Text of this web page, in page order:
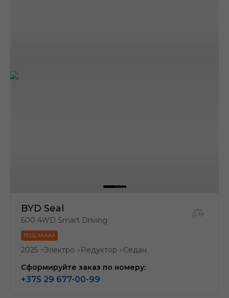
BYD Seal
600 4WD Smart Driving
ПОД ЗАКАЗ
2025 ●Электро ● Редуктор ●Седан
Сформируйте заказ по номеру:
+375 29 677-00-99